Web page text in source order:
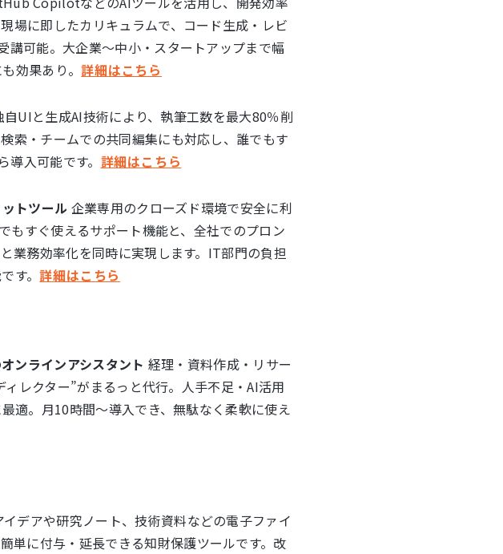
場に即したカリキュラムで、コード生成・レビ
講可能。大企業〜中小・スタートアップまで幅
効果あり。詳細はこちら
自UIと生成AI技術により、執筆工数を最大80％削
索・チームでの共同編集にも対応し、誰でもす
入可能です。 詳細はこちら
トツール 企業専用のクローズド環境で安全に利
もすぐ使えるサポート機能と、全社でのプロン
業務効率化を同時に実現します。IT部門の負担
す。詳細はこちら
ンラインアシスタント 経理・資料作成・リサー
レクター”がまるっと代行。人手不足・AI活用
適。月10時間〜導入でき、無駄なく柔軟に使え
イデアや研究ノート、技術資料などの電子ファイ
単に付与・延長できる知財保護ツールです。改